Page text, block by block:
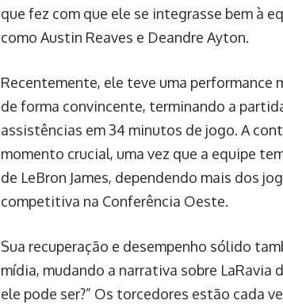
que fez com que ele se integrasse bem à
como Austin Reaves e Deandre Ayton.
Recentemente, ele teve uma performance
de forma convincente, terminando a
assistências em 34 minutos de jogo. A
momento crucial, uma vez que a equipe
de LeBron James, dependendo mais dos
competitiva na Conferência Oeste.
Sua recuperação e desempenho sólido
mídia, mudando a narrativa sobre LaRavia
ele pode ser?” Os torcedores estão cada